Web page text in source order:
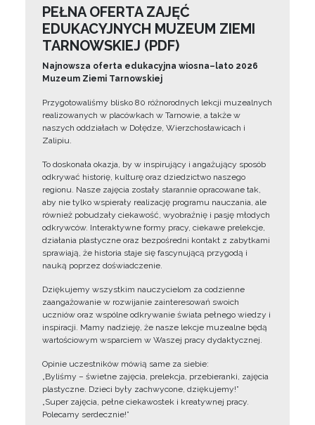
PEŁNA OFERTA ZAJĘĆ
EDUKACYJNYCH MUZEUM ZIEMI
TARNOWSKIEJ (PDF)
Najnowsza oferta edukacyjna wiosna–lato 2026
Muzeum Ziemi Tarnowskiej
Przygotowaliśmy blisko 80 różnorodnych lekcji muzealnych
realizowanych w placówkach w Tarnowie, a także w
naszych oddziałach w Dołędze, Wierzchosławicach i
Zalipiu.
To doskonała okazja, by w inspirujący i angażujący sposób
odkrywać historię, kulturę oraz dziedzictwo naszego
regionu. Nasze zajęcia zostały starannie opracowane tak,
aby nie tylko wspierały realizację programu nauczania, ale
również pobudzały ciekawość, wyobraźnię i pasję młodych
odkrywców. Interaktywne formy pracy, ciekawe prelekcje,
działania plastyczne oraz bezpośredni kontakt z zabytkami
sprawiają, że historia staje się fascynującą przygodą i
nauką poprzez doświadczenie.
Dziękujemy wszystkim nauczycielom za codzienne
zaangażowanie w rozwijanie zainteresowań swoich
uczniów oraz wspólne odkrywanie świata pełnego wiedzy i
inspiracji. Mamy nadzieję, że nasze lekcje muzealne będą
wartościowym wsparciem w Waszej pracy dydaktycznej.
Opinie uczestników mówią same za siebie:
„Byliśmy – świetne zajęcia, prelekcja, przebieranki, zajęcia
plastyczne. Dzieci były zachwycone, dziękujemy!”
„Super zajęcia, pełne ciekawostek i kreatywnej pracy.
Polecamy serdecznie!”